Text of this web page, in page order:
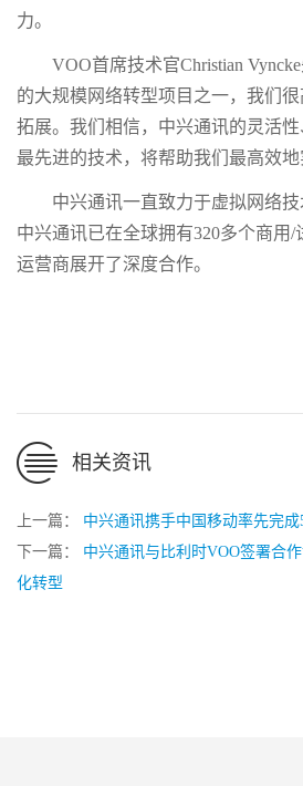
力。
VOO首席技术官Christian
的大规模网络转型项目之一，我们
拓展。我们相信，中兴通讯的灵活
最先进的技术，将帮助我们最高效地
中兴通讯一直致力于虚拟网络技
中兴通讯已在全球拥有320多个商用
运营商展开了深度合作。
相关资讯
上一篇： 中兴通讯携手中国移动率先完
下一篇： 中兴通讯与比利时VOO签署合
化转型